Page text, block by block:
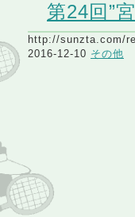
第24回”
http://sunzta.com/
2016-12-10 その他